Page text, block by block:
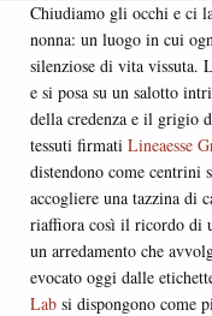
Chiudiamo gli occhi e ci
nonna: un luogo in cui
silenziose di vita vissuta.
e si posa su un salotto
della credenza e il grigio
tessuti firmati Lineaesse
distendono come centrini
accogliere una tazzina di
riaffiora così il ricordo di
un arredamento che
evocato oggi dalle
Lab si dispongono come